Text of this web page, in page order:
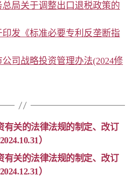
局关于调整出口退税政策的
发《标准必要专利反垄断指
司战略投资管理办法(2024修
有关的法律法规的制定、改订
）
有关的法律法规的制定、改订
）